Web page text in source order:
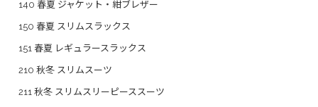
140 春夏 ジャケット・紺ブレザー
150 春夏 スリムスラックス
151 春夏 レギュラースラックス
210 秋冬 スリムスーツ
211 秋冬 スリムスリーピーススーツ